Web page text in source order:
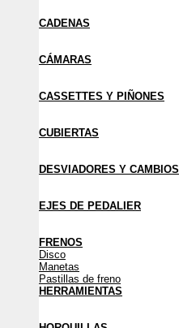
CADENAS
CÁMARAS
CASSETTES Y PIÑONES
CUBIERTAS
DESVIADORES Y CAMBIOS
EJES DE PEDALIER
FRENOS
Disco
Manetas
Pastillas de freno
HERRAMIENTAS